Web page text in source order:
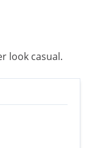
look casual.